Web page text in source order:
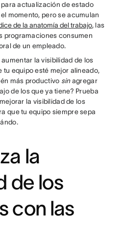
actualización de estado
momento, pero se acumulan
de la anatomía del trabajo, las
programaciones consumen
de un empleado.
la visibilidad de los
tu equipo esté mejor alineado,
más productivo sinagregar
de los que ya tiene? Prueba
la visibilidad de los
que tu equipo siempre sepa
la
de los
con las